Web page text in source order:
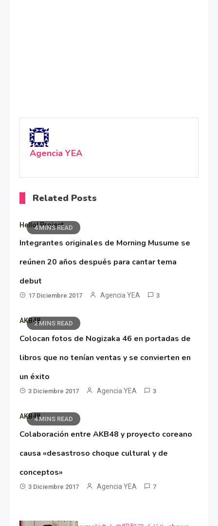
Agencia YEA
Related Posts
4 MINS READ
Hello! Project
Integrantes originales de Morning Musume se
reúnen 20 años después para cantar tema
debut
17 Diciembre 2017 Agencia YEA 3
2 MINS READ
AKB48
Colocan fotos de Nogizaka 46 en portadas de
libros que no tenían ventas y se convierten en
un éxito
3 Diciembre 2017 Agencia YEA 3
4 MINS READ
AKB48
Colaboración entre AKB48 y proyecto coreano
causa «desastroso choque cultural y de
conceptos»
3 Diciembre 2017 Agencia YEA 7